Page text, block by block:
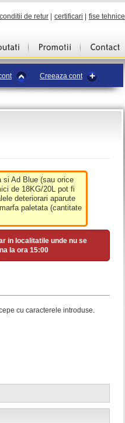
conditii de retur certificari fise tehnice
Creeaza cont
si Ad Blue (sau orice
de 18KG/20L pot fi
deteriorari aparute
paletata (cantitate
in localitatile unde nu se
la ora 15:00
cu caracterele introduse.